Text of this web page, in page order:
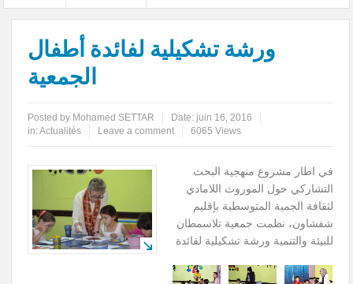
ورشة تشكيلية لفائدة أطفال
الجمعية
Posted by Mohamed SETTAR Date: juin 16, 2016
in:Actualités Leave a comment 6065 Views
في اطار مشروع منهجية البحث
التشاركي حول الموروث اللامادي
لثقافة الجمية المتوسطية بإقليم
شفشاون، نظمت جمعية تلاسمطان
للبيئة والتنمية ورشة تشكيلية لفائدة